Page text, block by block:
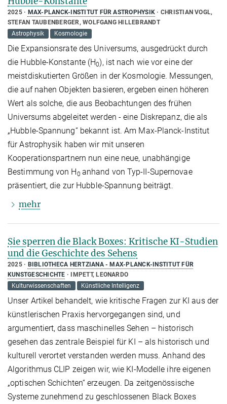
2025 MAX-PLANCK-INSTITUT FÜR ASTROPHYSIK
CHRISTIAN VOGL,
STEFAN TAUBENBERGER, WOLFGANG HILLEBRANDT
Astrophysik
Kosmologie
Die Expansionsrate des Universums, ausgedrückt durch
die Hubble-Konstante (H0), ist nach wie vor eine der
meistdiskutierten Größen in der Kosmologie. Messungen,
die auf nahen Objekten basieren, ergeben einen höheren
Wert als solche, die aus Beobachtungen des frühen
Universums abgeleitet werden - eine Diskrepanz, die als
„Hubble-Spannung“ bekannt ist. Am Max-Planck-Institut
für Astrophysik haben wir mit unseren
Kooperationspartnern nun eine neue, unabhängige
Bestimmung von H0 anhand von Typ-II-Supernovae
präsentiert, die zur Hubble-Spannung beiträgt.
mehr
Sie sperren die Black Boxes: Kritische KI-Studien
und die Geschichte des Sehens
2025
BIBLIOTHECA HERTZIANA - MAX-PLANCK-INSTITUT FÜR
KUNSTGESCHICHTE
IMPETT, LEONARDO
Kulturwissenschaften
Künstliche Intelligenz
Unser Artikel behandelt, wie kritische Fragen zur KI aus der
künstlerischen Praxis hervorgegangen sind, und
argumentiert, dass maschinelles Sehen – historisch
gesehen das zentrale Beispiel für KI – als historisch und
kulturell verortet verstanden werden muss. Anhand des
Algorithmus CLIP zeigen wir, wie KI-Modelle ihre eigenen
„optischen Schichten“ erzeugen. Da zeitgenössische
Systeme zunehmend zu geschlossenen Black Boxes